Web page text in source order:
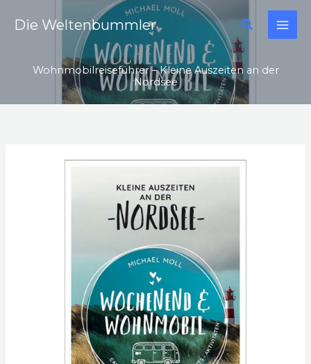
InhaltDie Weltenbummler Suchen
Wohnmobilreiseführer – Kleine Auszeiten an der
Nordsee